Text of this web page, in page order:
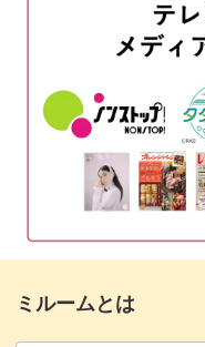
動画だと視覚的にわ
粘土ジェルを初めて扱
方にもわかりやすく解
マットトップジェ
粘土ジェルでハー
トップジェルを塗
完成♪
ミルームとは